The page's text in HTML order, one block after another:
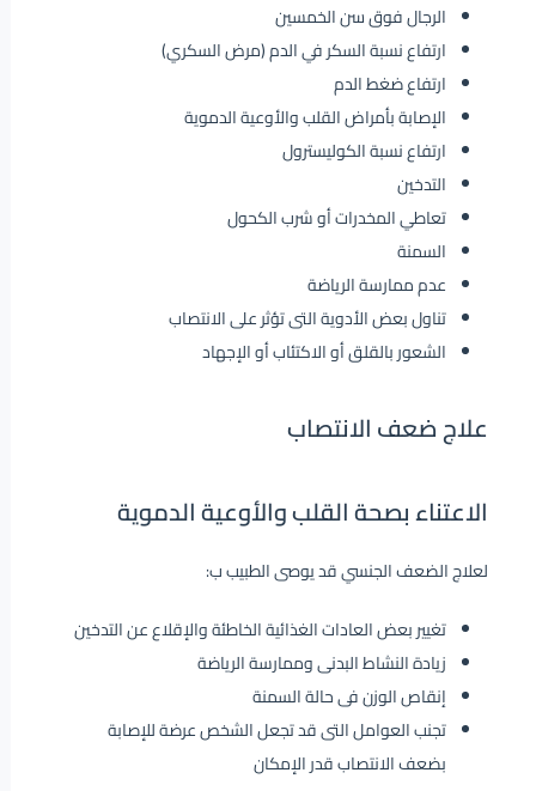
الرجال فوق سن الخمسين
ارتفاع نسبة السكر في الدم (مرض السكري)
ارتفاع ضغط الدم
الإصابة بأمراض القلب والأوعية الدموية
ارتفاع نسبة الكوليسترول
التدخين
تعاطي المخدرات أو شرب الكحول
السمنة
عدم ممارسة الرياضة
تناول بعض الأدوية التى تؤثر على الانتصاب
الشعور بالقلق أو الاكتئاب أو الإجهاد
علاج ضعف الانتصاب
الاعتناء بصحة القلب والأوعية الدموية
لعلاج الضعف الجنسي قد يوصى الطبيب ب:
تغيير بعض العادات الغذائية الخاطئة والإقلاع عن التدخين
زيادة النشاط البدنى وممارسة الرياضة
إنقاص الوزن فى حالة السمنة
تجنب العوامل التى قد تجعل الشخص عرضة للإصابة
بضعف الانتصاب قدر الإمكان